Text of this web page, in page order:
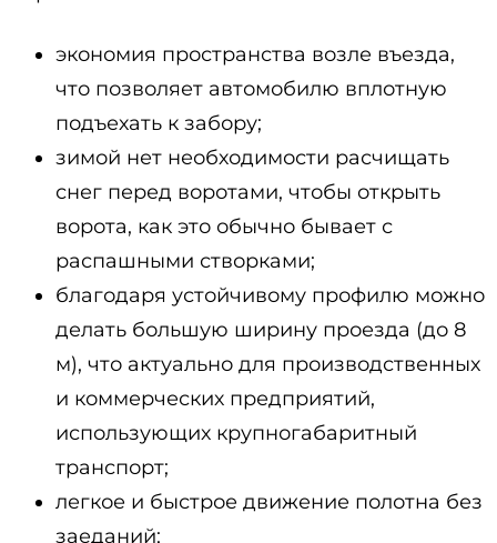
экономия пространства возле въезда,
что позволяет автомобилю вплотную
подъехать к забору;
зимой нет необходимости расчищать
снег перед воротами, чтобы открыть
ворота, как это обычно бывает с
распашными створками;
благодаря устойчивому профилю можно
делать большую ширину проезда (до 8
м), что актуально для производственных
и коммерческих предприятий,
использующих крупногабаритный
транспорт;
легкое и быстрое движение полотна без
заеданий;